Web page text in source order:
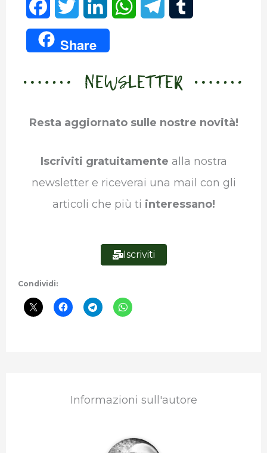
a
c
o
w
i
e
i
n
k
d
W
t
A
e
r
b
r
Share
NEWSLETTER
Resta aggiornato sulle nostre novità!
Iscriviti gratuitamente alla nostra
newsletter e riceverai una mail con gli
articoli che più ti interessano!
Iscriviti
Condividi:
Informazioni sull'autore